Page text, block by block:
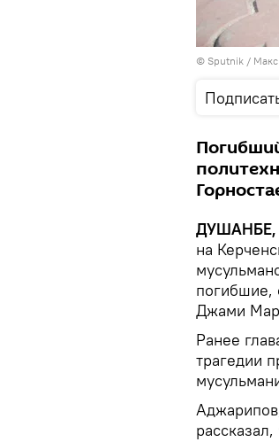
© Sputnik / Макс
ДУШАНБЕ,
на
погибшие,
Джами
Ранее
трагедии